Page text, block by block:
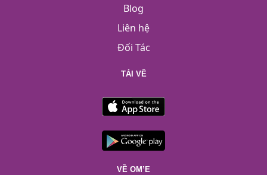
Blog
Liên hệ
Đối Tác
TẢI VỀ
VỀ OM’E